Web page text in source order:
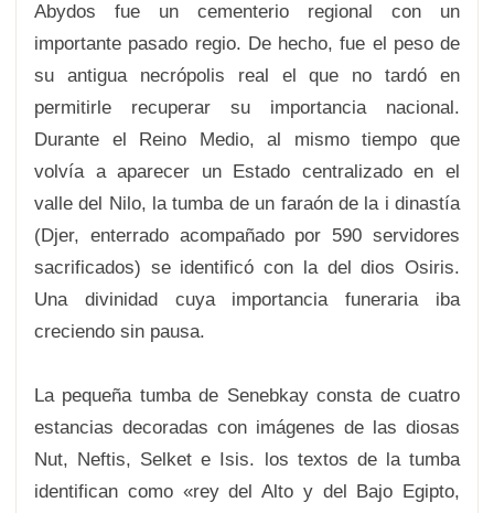
Abydos fue un cementerio regional con un
importante pasado regio. De hecho, fue el peso de
su antigua necrópolis real el que no tardó en
permitirle recuperar su importancia nacional.
Durante el Reino Medio, al mismo tiempo que
volvía a aparecer un Estado centralizado en el
valle del Nilo, la tumba de un faraón de la i dinastía
(Djer, enterrado acompañado por 590 servidores
sacrificados) se identificó con la del dios Osiris.
Una divinidad cuya importancia funeraria iba
creciendo sin pausa.
La pequeña tumba de Senebkay consta de cuatro
estancias decoradas con imágenes de las diosas
Nut, Neftis, Selket e Isis. los textos de la tumba
identifican como «rey del Alto y del Bajo Egipto,